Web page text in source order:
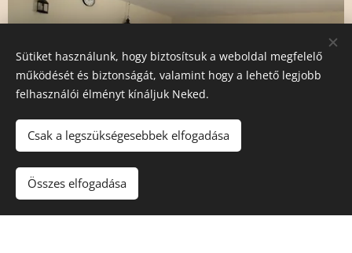
Sütiket használunk, hogy biztosítsuk a weboldal megfelelő
működését és biztonságát, valamint hogy a lehető legjobb
felhasználói élményt kínáljuk Neked.
Csak a legszükségesebbek elfogadása
Összes elfogadása